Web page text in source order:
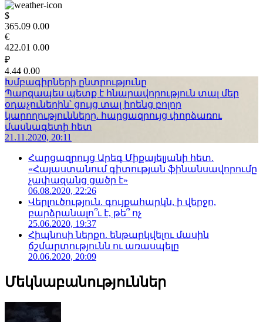
$
365.09 0.00
€
422.01 0.00
₽
4.44 0.00
Խմբագիրների ընտրությունը
Պարզապես պետք է հնարավորություն տալ մեր
օդաչուներին՝ ցույց տալ իրենց բոլոր
կարողությունները. հարցազրույց փորձառու
մասնագետի հետ
21.11.2020, 20:11
Հարցազրույց Արեգ Միքայելյանի հետ.
«Հայաստանում գիտության ֆինանսավորումը
չափազանց ցածր է»
06.08.2020, 22:26
Վերլուծություն. գույքահարկն, ի վերջո,
բարձրանալո՞ւ է, թե՞ ոչ
25.06.2020, 19:37
Հիպնոսի ներքո. ենթարկվելու մասին
ճշմարտությունն ու առասպելը
20.06.2020, 20:09
Մեկնաբանություններ